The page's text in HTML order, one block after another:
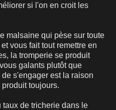
si l'on en croit les
malsaine qui pèse sur toute
vous fait tout remettre en
la tromperie se produit
galants plutôt que
s'engager est la raison
toujours.
de tricherie dans le